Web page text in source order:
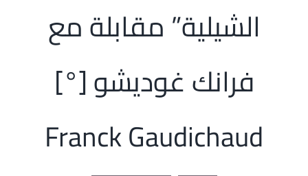
افتتاحية موقع المناضل-ة
الشيلية” مقابلة مع
فرانك غوديشو [°]
Franck Gaudichaud